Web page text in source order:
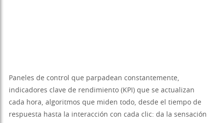
Paneles de control que parpadean constantemente,
indicadores clave de rendimiento (KPI) que se actualizan
cada hora, algoritmos que miden todo, desde el tiempo de
respuesta hasta la interacción con cada clic: da la sensación